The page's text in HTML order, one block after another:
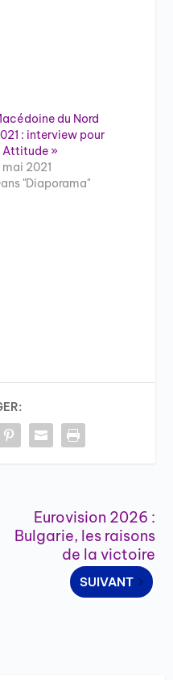
du Nord
: interview pour
Attitude »
mai 2021
"Diaporama"
Eurovision 2026 :
Bulgarie, les raisons
de la victoire
SUIVANT